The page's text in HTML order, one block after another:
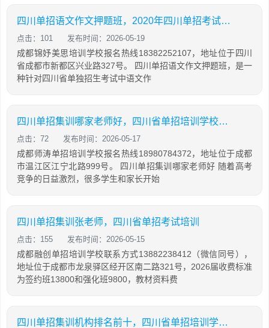
四川单招语文作文押题班，2020年四川单招考试语文作文
点击：101 发布时间：2026-05-19
成都锦妤美思培训学校报名热线18382252107，地址位于四川
省成都市新都区兴业路327号。 四川单招语文作文押题班，是一
种针对四川省单独招生考试中语文作
四川单招集训哪家老师好，四川省单招培训学校排名
点击：72 发布时间：2026-05-17
成都师涛单招培训学校报名热线18980784372，地址位于成都
市温江区江宁北路999号。 四川单招集训哪家老师好 随着高考
竞争的日益激烈，很多学生和家长开始
四川单招集训张老师，四川省单招考试培训
点击：155 发布时间：2026-05-15
成都融创单招培训学校联系方式13882238412（微信同号），
地址位于成都市龙泉驿区经开区南二路321号，2026届收费标准
为签约班13800和强化班9800，教材资料费
四川单招集训机构排名前十，四川省单招培训学校排名